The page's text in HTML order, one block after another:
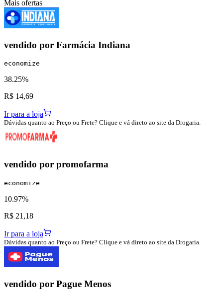
Mais ofertas
vendido por Farmácia Indiana
economize
38.25%
R$ 14,69
Ir para a loja
Dúvidas quanto ao Preço ou Frete? Clique e vá direto ao site da Drogaria.
vendido por promofarma
economize
10.97%
R$ 21,18
Ir para a loja
Dúvidas quanto ao Preço ou Frete? Clique e vá direto ao site da Drogaria.
vendido por Pague Menos